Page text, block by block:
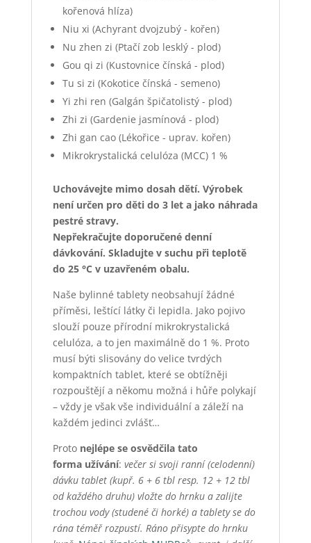
kořenová hlíza)
Niu xi (Achyrant dvojzubý - kořen)
Nu zhen zi (Ptačí zob lesklý - plod)
Gou qi zi (Kustovnice čínská - plod)
Tu si zi (Kokotice čínská - semeno)
Yi zhi ren (Galgán špičatolistý - plod)
Zhi zi (Gardenie jasmínová - plod)
Zhi gan cao (Lékořice - uprav. kořen)
Mikrokrystalická celulóza (MCC) 1 %
Uchovávejte mimo dosah dětí. Výrobek
není určen pro děti do 3 let a jako náhrada
pestré stravy.
Nepřekračujte doporučené denní
dávkování. Skladujte v suchu při teplotě
do 25 °C v uzavřeném obalu.
Naše bylinné tablety neobsahují žádné
příměsi, leštící látky či lepidla. Jako pojivo
slouží pouze přírodní mikrokrystalická
celulóza, a to jen maximálně do 1 %. Proto
musí býti slisovány do velice tvrdých
kompaktních tablet, které se obtížněji
rozpouštějí a někomu možná i hůře polykají
– vždy je však vše individuální a záleží na
každém jedinci zvlášť…
Proto nejlépe se osvědčila tato
forma užívání: večer si svoji ranní (celodenní)
dávku tablet (kupř. 6 + 6 tbl resp. 12 + 12 tbl
od každého druhu) vložte do hrnku a zalijte
trochou vody (studené či horké) a tablety se do
rána téměř rozpustí. Ráno přisypte do hrnku